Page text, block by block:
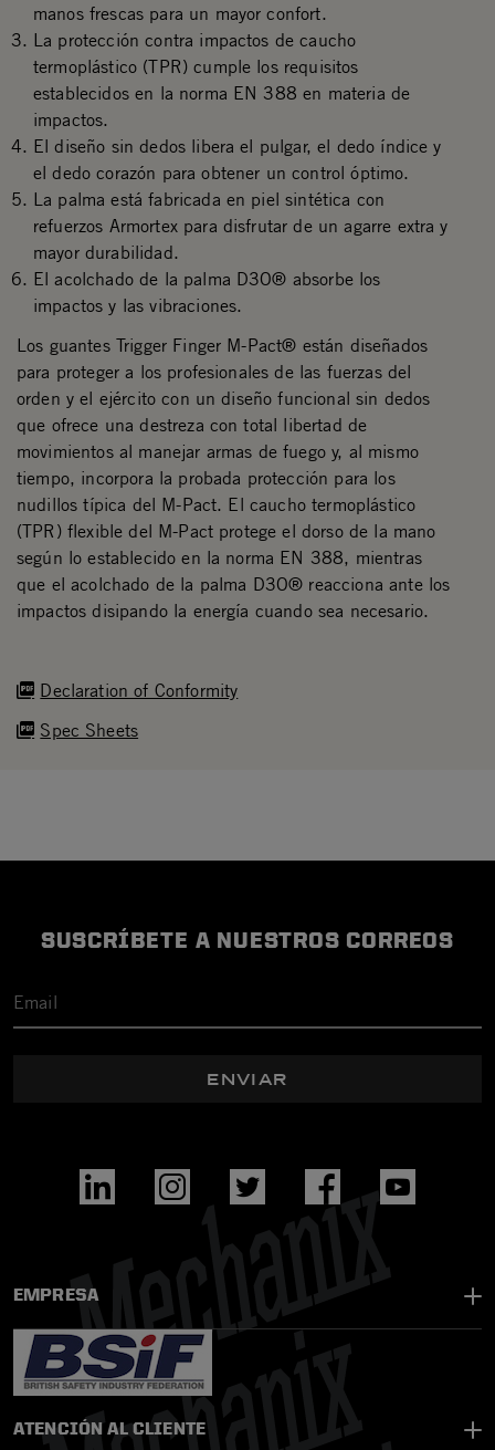
manos frescas para un mayor confort.
La protección contra impactos de caucho
termoplástico (TPR) cumple los requisitos
establecidos en la norma EN 388 en materia de
impactos.
El diseño sin dedos libera el pulgar, el dedo índice y
el dedo corazón para obtener un control óptimo.
La palma está fabricada en piel sintética con
refuerzos Armortex para disfrutar de un agarre extra y
mayor durabilidad.
El acolchado de la palma D3O® absorbe los
impactos y las vibraciones.
Declaration of Conformity
Spec Sheets
Los guantes Trigger Finger M-Pact® están diseñados
para proteger a los profesionales de las fuerzas del
orden y el ejército con un diseño funcional sin dedos
que ofrece una destreza con total libertad de
movimientos al manejar armas de fuego y, al mismo
tiempo, incorpora la probada protección para los
nudillos típica del M-Pact. El caucho termoplástico
(TPR) flexible del M-Pact protege el dorso de la mano
según lo establecido en la norma EN 388, mientras
que el acolchado de la palma D3O® reacciona ante los
impactos disipando la energía cuando sea necesario.
SUSCRÍBETE A NUESTROS CORREOS
ENVIAR
EMPRESA
ATENCIÓN AL CLIENTE